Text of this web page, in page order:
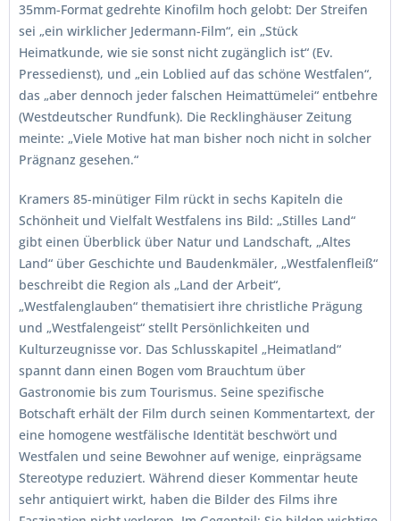
35mm-Format gedrehte Kinofilm hoch gelobt: Der Streifen
sei „ein wirklicher Jedermann-Film“, ein „Stück
Heimatkunde, wie sie sonst nicht zugänglich ist“ (Ev.
Pressedienst), und „ein Loblied auf das schöne Westfalen“,
das „aber dennoch jeder falschen Heimattümelei“ entbehre
(Westdeutscher Rundfunk). Die Recklinghäuser Zeitung
meinte: „Viele Motive hat man bisher noch nicht in solcher
Prägnanz gesehen.“
Kramers 85-minütiger Film rückt in sechs Kapiteln die
Schönheit und Vielfalt Westfalens ins Bild: „Stilles Land“
gibt einen Überblick über Natur und Landschaft, „Altes
Land“ über Geschichte und Baudenkmäler, „Westfalenfleiß“
beschreibt die Region als „Land der Arbeit“,
„Westfalenglauben“ thematisiert ihre christliche Prägung
und „Westfalengeist“ stellt Persönlichkeiten und
Kulturzeugnisse vor. Das Schlusskapitel „Heimatland“
spannt dann einen Bogen vom Brauchtum über
Gastronomie bis zum Tourismus. Seine spezifische
Botschaft erhält der Film durch seinen Kommentartext, der
eine homogene westfälische Identität beschwört und
Westfalen und seine Bewohner auf wenige, einprägsame
Stereotype reduziert. Während dieser Kommentar heute
sehr antiquiert wirkt, haben die Bilder des Films ihre